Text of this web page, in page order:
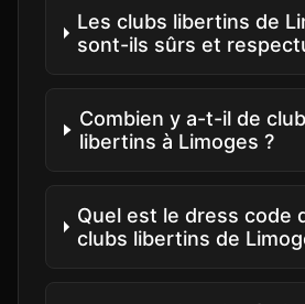
Les clubs libertins de
sont-ils sûrs et
Combien y a-t-il de
libertins à Limoges ?
Quel est le dress code
clubs libertins de